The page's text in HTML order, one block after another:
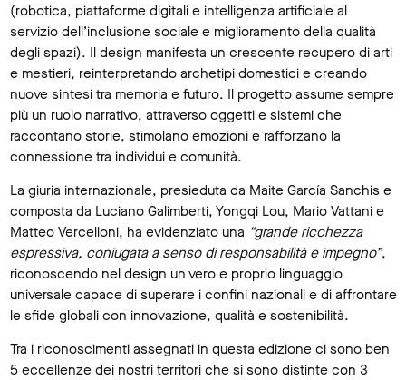
(robotica, piattaforme digitali e intelligenza artificiale al
servizio dell’inclusione sociale e miglioramento della qualità
degli spazi). Il design manifesta un crescente recupero di arti
e mestieri, reinterpretando archetipi domestici e creando
nuove sintesi tra memoria e futuro. Il progetto assume sempre
più un ruolo narrativo, attraverso oggetti e sistemi che
raccontano storie, stimolano emozioni e rafforzano la
connessione tra individui e comunità.
La giuria internazionale, presieduta da Maite García Sanchis e
composta da Luciano Galimberti, Yongqi Lou, Mario Vattani e
Matteo Vercelloni, ha evidenziato una “grande ricchezza
espressiva, coniugata a senso di responsabilità e impegno”,
riconoscendo nel design un vero e proprio linguaggio
universale capace di superare i confini nazionali e di affrontare
le sfide globali con innovazione, qualità e sostenibilità.
Tra i riconoscimenti assegnati in questa edizione ci sono ben
5 eccellenze dei nostri territori che si sono distinte con 3